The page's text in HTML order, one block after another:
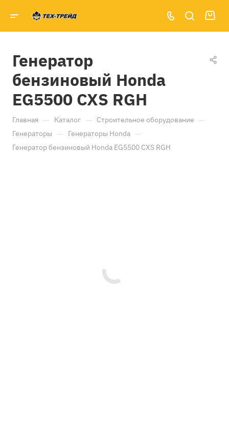
Генератор
бензиновый Honda
EG5500 CXS RGH
Главная — Каталог — Строительное оборудование —
Генераторы — Генераторы Honda —
Генератор бензиновый Honda EG5500 CXS RGH